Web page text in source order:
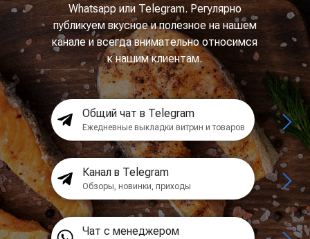
Whatsapp или Telegram. Регулярно
публикуем вкусное и полезное на нашем
канале и всегда внимательно относимся
к нашим клиентам.
Общий чат в Telegram
Ежедневные выкладки витрин и товаров
Канал в Telegram
Обзоры, новинки, приходы
Чат с менеджером